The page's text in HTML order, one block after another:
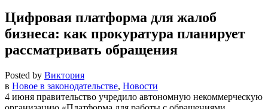
Цифровая платформа для жалоб
бизнеса: как прокуратура планирует
рассматривать обращения
Posted by Виктория
в Новое в законодательстве, Новости
4 июня правительство учредило автономную некоммерческую